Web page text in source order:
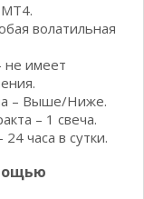
МТ4.
волатильная
не имеет
– Выше/Ниже.
– 1 свеча.
часа в сутки.